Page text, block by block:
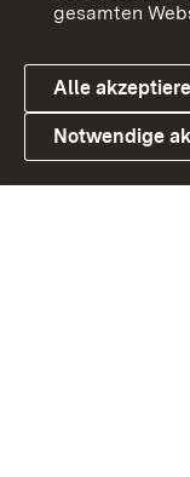
Link zum
Cookies
gesamten
Alle
Notwendige